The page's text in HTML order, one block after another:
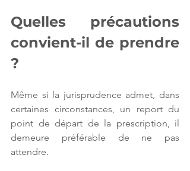
Quelles précautions
convient-il de prendre
?
Même si la jurisprudence admet, dans
certaines circonstances, un report du
point de départ de la prescription, il
demeure préférable de ne pas
attendre.